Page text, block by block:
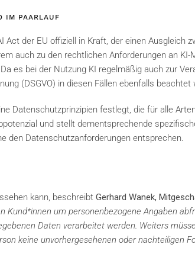
IM PAARLAUF
Act der EU offiziell in Kraft, der einen Ausgleich
auch zu den rechtlichen Anforderungen an
es bei der Nutzung KI regelmäßig auch zur
(DSGVO) in diesen Fällen ebenfalls beachtet
Datenschutzprinzipien festlegt, die für alle
und stellt dementsprechende
den Datenschutzanforderungen entsprechen.
kann, beschreibt Gerhard Wanek,
Kund*innen um personenbezogene Angaben
Daten verarbeitet werden. Weiters
keine unvorhergesehenen oder nachteiligen